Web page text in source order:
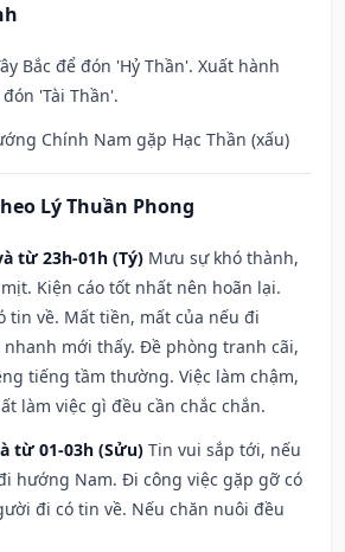
Bắc để đón 'Hỷ Thần'. Xuất hành
'Tài Thần'.
Chính Nam gặp Hạc Thần (xấu)
Lý Thuần Phong
từ 23h-01h (Tý) Mưu sự khó thành,
Kiện cáo tốt nhất nên hoãn lại.
tin về. Mất tiền, mất của nếu đi
mới thấy. Đề phòng tranh cãi,
tiếng tầm thường. Việc làm chậm,
làm việc gì đều cần chắc chắn.
từ 01-03h (Sửu) Tin vui sắp tới, nếu
hướng Nam. Đi công việc gặp gỡ có
đi có tin về. Nếu chăn nuôi đều